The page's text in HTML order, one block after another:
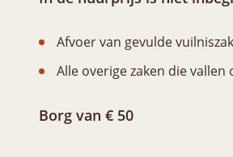
Afvoer van gevulde
Alle overige zaken die
Borg van € 50